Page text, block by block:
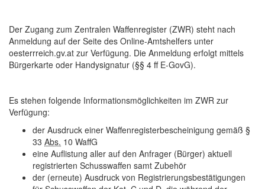
Der Zugang zum Zentralen Waffenregister (ZWR) steht nach
Anmeldung auf der Seite des Online-Amtshelfers unter
oesterrreich.gv.at zur Verfügung. Die Anmeldung erfolgt mittels
Bürgerkarte oder Handysignatur (§§ 4 ff E-GovG).
Es stehen folgende Informationsmöglichkeiten im ZWR zur
Verfügung:
der Ausdruck einer Waffenregisterbescheinigung gemäß §
33 Abs. 10 WaffG
eine Auflistung aller auf den Anfrager (Bürger) aktuell
registrierten Schusswaffen samt Zubehör
der (erneute) Ausdruck von Registrierungsbestätigungen